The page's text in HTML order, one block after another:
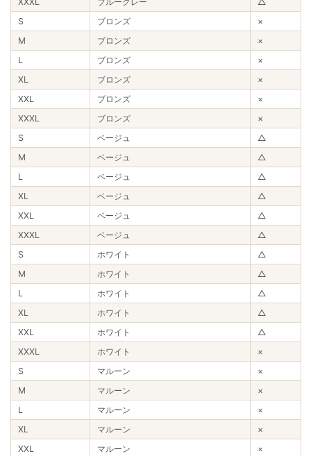
S
ブロンズ
×
M
ブロンズ
×
L
ブロンズ
×
XL
ブロンズ
×
XXL
ブロンズ
×
XXXL
ブロンズ
×
S
ベージュ
△
M
ベージュ
△
L
ベージュ
△
XL
ベージュ
△
XXL
ベージュ
△
XXXL
ベージュ
△
S
ホワイト
△
M
ホワイト
△
L
ホワイト
△
XL
ホワイト
△
XXL
ホワイト
△
XXXL
ホワイト
×
S
マルーン
×
M
マルーン
×
L
マルーン
×
XL
マルーン
×
XXL
マルーン
×